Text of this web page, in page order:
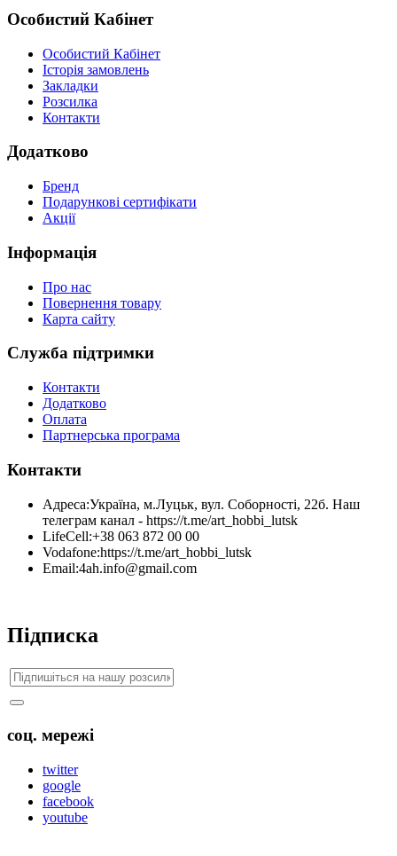
Особистий Кабінет
Особистий Кабінет
Історія замовлень
Закладки
Розсилка
Контакти
Додатково
Бренд
Подарункові сертифікати
Акції
Інформація
Про нас
Повернення товару
Карта сайту
Служба підтримки
Контакти
Додатково
Оплата
Партнерська програма
Контакти
Адреса:Україна, м.Луцьк, вул. Соборності, 22б. Наш
телеграм канал - https://t.me/art_hobbi_lutsk
LifeCell:+38 063 872 00 00
Vodafone:https://t.me/art_hobbi_lutsk
Email:4ah.info@gmail.com
Підписка
соц. мережі
twitter
google
facebook
youtube